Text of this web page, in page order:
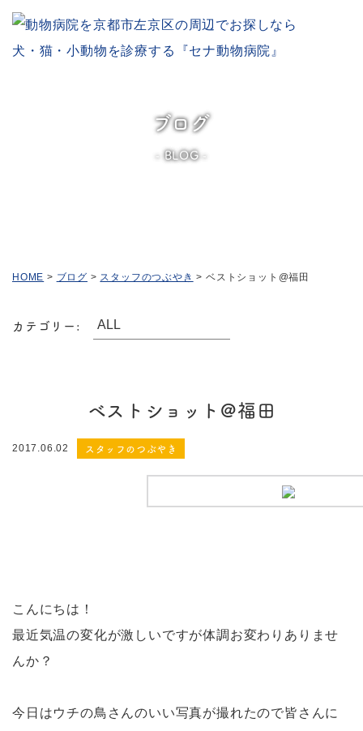
ブログ
BLOG
HOME > ブログ > スタッフのつぶやき >ベストショット@福田
カテゴリー:
ベストショット@福田
2017.06.02 スタッフのつぶやき
こんにちは！
最近気温の変化が激しいですが体調お変わりありませ
んか？
今日はウチの鳥さんのいい写真が撮れたので皆さんに